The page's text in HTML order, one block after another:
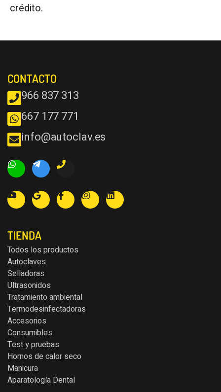
crédito.
CONTACTO
966 837 313
667 177 771
info@autoclav.es
TIENDA
Todos los productos
Autoclaves
Selladoras
Ultrasonidos
Tratamiento ambiental
Termodesinfectadoras
Accesorios
Consumibles
Test y pruebas
Hornos de calor seco
Manicura
Aparatología Dental